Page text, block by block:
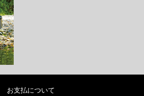
お支払について